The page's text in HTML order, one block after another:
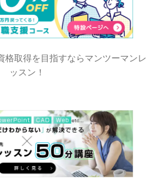
格取得を目指すならマンツーマンレ
ッスン！